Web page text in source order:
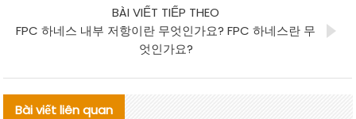
BÀI VIẾT TIẾP THEO
FPC 하네스 내부 저항이란 무엇인가요? FPC 하네스란 무
엇인가요?
Bài viết liên quan